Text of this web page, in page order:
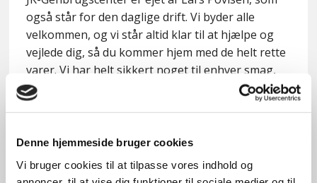
Denne hjemmeside bruger cookies
Vi bruger cookies til at tilpasse vores indhold og
også står for den daglige drift. Vi byder alle
velkommen, og vi står altid klar til at hjælpe og
vejlede dig, så du kommer hjem med de helt rette
varer. Vi har helt sikkert noget til enhver smag,
lige fra det rustikke og retro til helt nye moderne
varer.
Vi sælger varer til både erhverv og privat i hele
leverer i hele Danmark (dog kun til brofaste øer).